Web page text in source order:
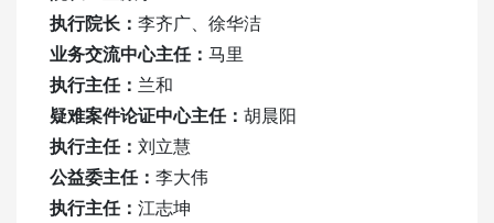
执行院长： 李齐广、徐华洁
业务交流中心主任： 马里
执行主任： 兰和
疑难案件论证中心主任： 胡晨阳
执行主任： 刘立慧
公益委主任： 李大伟
执行主任： 江志坤